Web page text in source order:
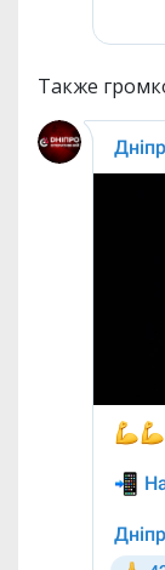
Также